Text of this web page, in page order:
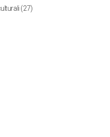
(27)